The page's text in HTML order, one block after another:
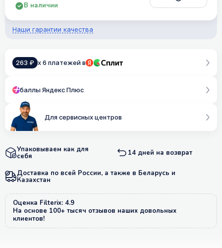
В наличии
Наши гарантии качества
263 ₽ x 6 платежей в
баллы Яндекс Плюс
Для сервисных центров
Упаковываем как для
себя 14 дней на возврат
Доставка по всей России, а также в Беларусь и
Казахстан
Оценка Filterix: 4.9
На основе 100+ тысяч отзывов наших довольных
клиентов!